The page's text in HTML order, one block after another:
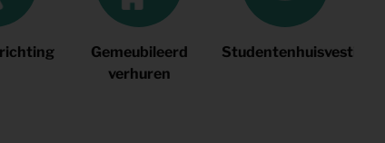
Gemeubileerd
verhuren
Studentenhuisvesting